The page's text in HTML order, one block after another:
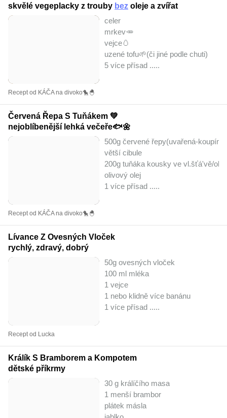
skvělé vegeplacky z trouby bez oleje a zvířat
celer
mrkev🥕
vejce🥚
uzené tofu🌱(či jiné podle chuti)
5 více přísad .....
Recept od KÁČA na divoko🐤🐣
Červená Řepa S Tuňákem 💚
nejoblíbenější lehká večeře🐟🌼
500g červené řepy(uvařená-koupím
větší cibule
200g tuňáka kousky ve vl.šťá'vě/oleji
olivový olej
1 více přísad .....
Recept od KÁČA na divoko🐤🐣
Lívance Z Ovesných Vloček
rychlý, zdravý, dobrý
50g ovesných vloček
100 ml mléka
1 vejce
1 nebo klidně více banánu
1 více přísad .....
Recept od Lucka
Králík S Bramborem a Kompotem
dětské příkrmy
30 g králíčího masa
1 menší brambor
plátek másla